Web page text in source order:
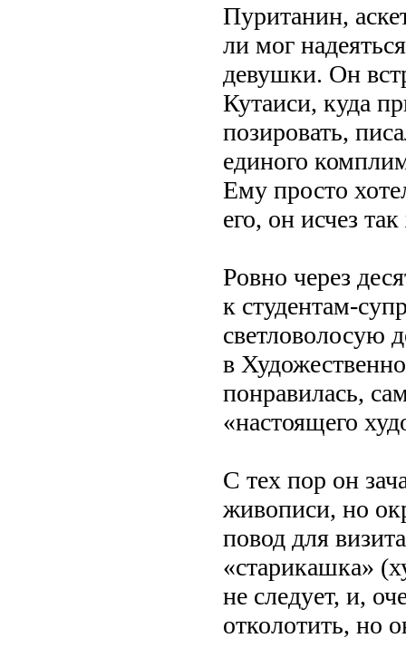
Пуританин,
ли мог
девушки. Он
Кутаиси, куда
позировать,
единого
Ему просто
его, он исчез
Ровно через
к студентам-
светловолосую
в
понравилась,
«настоящего
С тех пор он
живописи, но
повод для
«старикашка»
не следует, и,
отколотить, но